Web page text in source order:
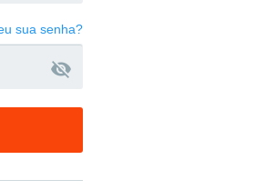
sua senha?
visibility_off